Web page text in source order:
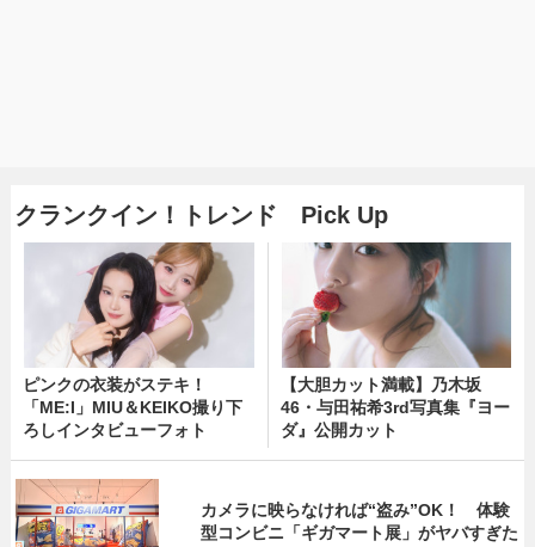
クランクイン！トレンド Pick Up
ピンクの衣装がステキ！
「ME:I」MIU＆KEIKO撮り下
ろしインタビューフォト
【大胆カット満載】乃木坂
46・与田祐希3rd写真集『ヨー
ダ』公開カット
カメラに映らなければ“盗み”OK！ 体験
型コンビニ「ギガマート展」がヤバすぎた